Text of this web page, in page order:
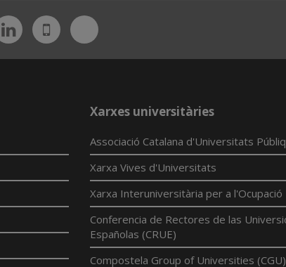
Linkedin
UdL
App
Bluesky
Xarxes universitàries
Associació Catalana d'Universitats
Xarxa Vives d'Universitats
Xarxa Interuniversitària per a l'Ocupació
Conferencia de Rectores de las
Españolas (CRUE)
Compostela Group of Universities (CGU)